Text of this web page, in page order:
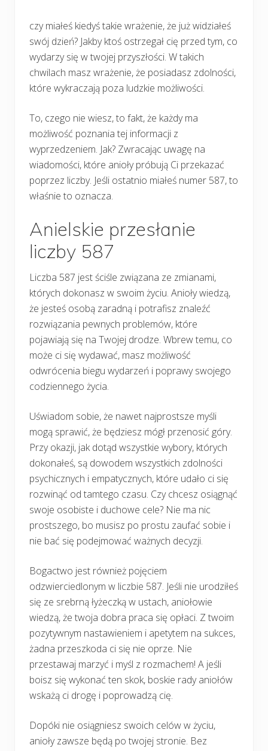
czy miałeś kiedyś takie wrażenie, że już widziałeś
swój dzień? Jakby ktoś ostrzegał cię przed tym, co
wydarzy się w twojej przyszłości. W takich
chwilach masz wrażenie, że posiadasz zdolności,
które wykraczają poza ludzkie możliwości.
To, czego nie wiesz, to fakt, że każdy ma
możliwość poznania tej informacji z
wyprzedzeniem. Jak? Zwracając uwagę na
wiadomości, które anioły próbują Ci przekazać
poprzez liczby. Jeśli ostatnio miałeś numer 587, to
właśnie to oznacza.
Anielskie przesłanie
liczby 587
Liczba 587 jest ściśle związana ze zmianami,
których dokonasz w swoim życiu. Anioły wiedzą,
że jesteś osobą zaradną i potrafisz znaleźć
rozwiązania pewnych problemów, które
pojawiają się na Twojej drodze. Wbrew temu, co
może ci się wydawać, masz możliwość
odwrócenia biegu wydarzeń i poprawy swojego
codziennego życia.
Uświadom sobie, że nawet najprostsze myśli
mogą sprawić, że będziesz mógł przenosić góry.
Przy okazji, jak dotąd wszystkie wybory, których
dokonałeś, są dowodem wszystkich zdolności
psychicznych i empatycznych, które udało ci się
rozwinąć od tamtego czasu. Czy chcesz osiągnąć
swoje osobiste i duchowe cele? Nie ma nic
prostszego, bo musisz po prostu zaufać sobie i
nie bać się podejmować ważnych decyzji.
Bogactwo jest również pojęciem
odzwierciedlonym w liczbie 587. Jeśli nie urodziłeś
się ze srebrną łyżeczką w ustach, aniołowie
wiedzą, że twoja dobra praca się opłaci. Z twoim
pozytywnym nastawieniem i apetytem na sukces,
żadna przeszkoda ci się nie oprze. Nie
przestawaj marzyć i myśl z rozmachem! A jeśli
boisz się wykonać ten skok, boskie rady aniołów
wskażą ci drogę i poprowadzą cię.
Dopóki nie osiągniesz swoich celów w życiu,
anioły zawsze będą po twojej stronie. Bez